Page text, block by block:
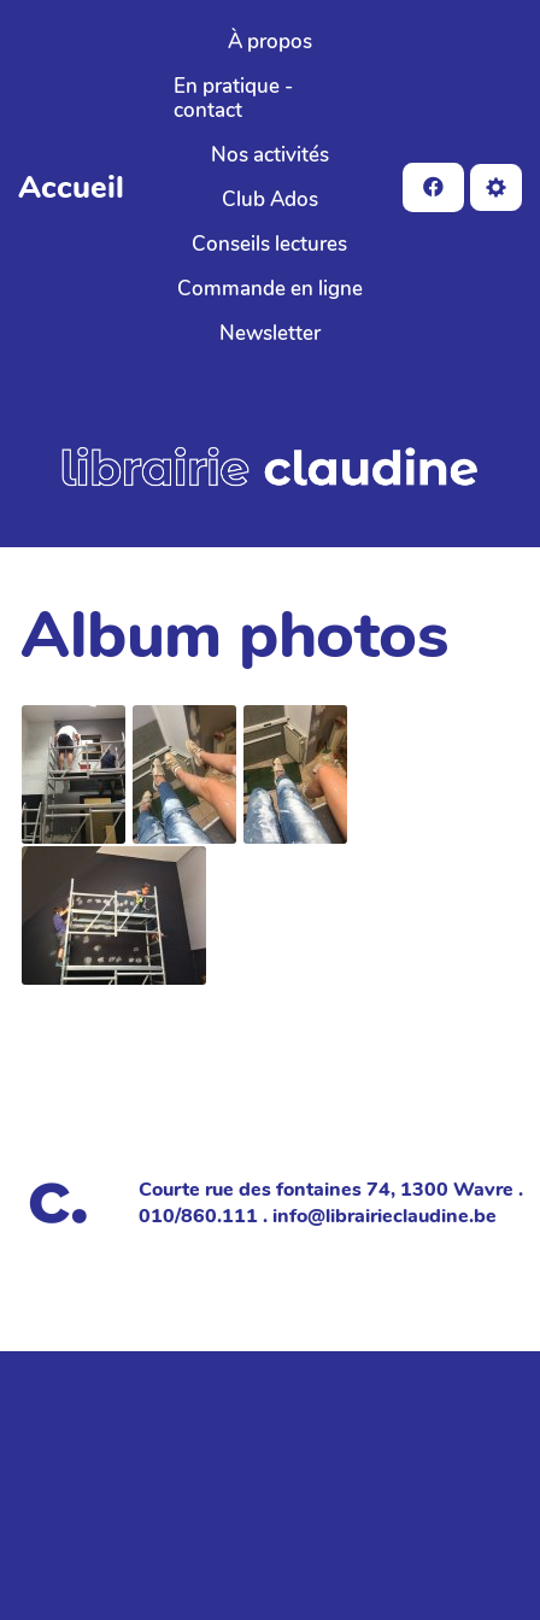
Aller au contenu principal
Accueil
À propos
En pratique -
contact
Nos activités
Club Ados
Conseils lectures
Commande en ligne
Newsletter
Album photos
Courte rue des fontaines 74, 1300 Wavre .
010/860.111 . info@librairieclaudine.be